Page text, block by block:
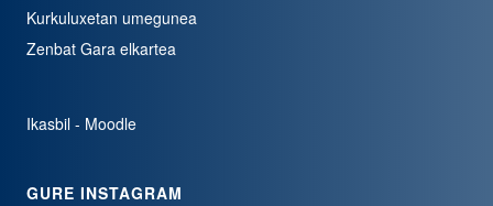
Kurkuluxetan umegunea
Zenbat Gara elkartea
Ikasbil - Moodle
GURE INSTAGRAM